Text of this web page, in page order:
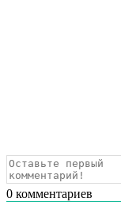
0 комментариев